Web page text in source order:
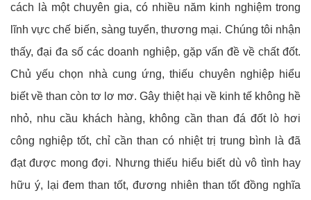
cách là một chuyên gia, có nhiều năm kinh nghiệm trong
lĩnh vực chế biến, sàng tuyển, thương mại. Chúng tôi nhận
thấy, đại đa số các doanh nghiệp, gặp vấn đề về chất đốt.
Chủ yếu chọn nhà cung ứng, thiếu chuyên nghiệp hiểu
biết về than còn tơ lơ mơ. Gây thiệt hại về kinh tế không hề
nhỏ, nhu cầu khách hàng, không cần than đá đốt lò hơi
công nghiệp tốt, chỉ cần than có nhiệt trị trung bình là đã
đạt được mong đợi. Nhưng thiếu hiểu biết dù vô tình hay
hữu ý, lại đem than tốt, đương nhiên than tốt đồng nghĩa